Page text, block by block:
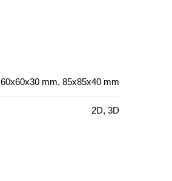
60x60x30 mm, 85x85x40 mm
2D, 3D